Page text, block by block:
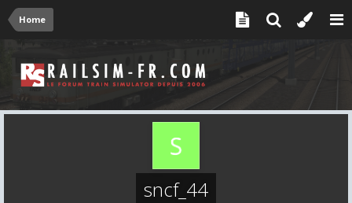
Home
sncf_44